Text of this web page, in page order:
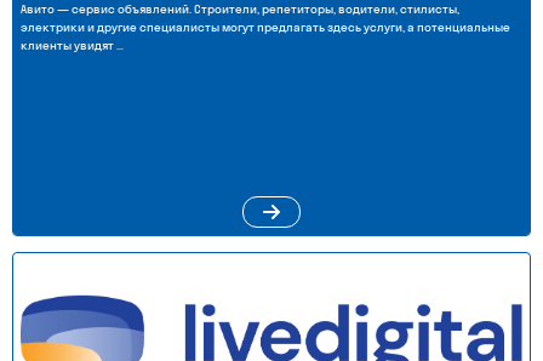
Авито — сервис объявлений. Строители, репетиторы, водители, стилисты,
электрики и другие специалисты могут предлагать здесь услуги, а потенциальные
клиенты увидят …